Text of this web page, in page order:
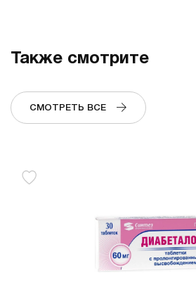
Также смотрите
СМОТРЕТЬ ВСЕ